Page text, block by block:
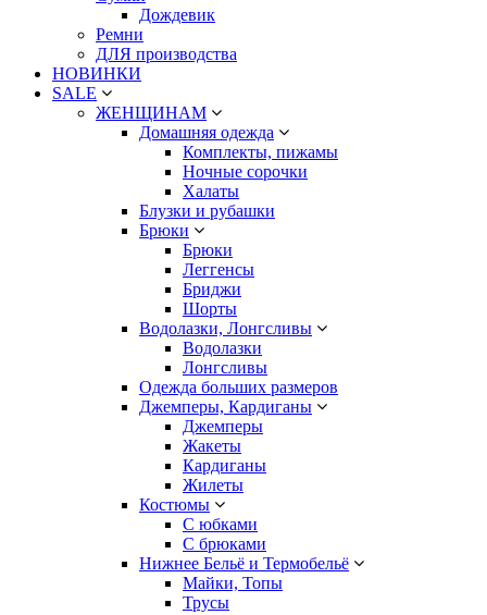
Дождевик
Ремни
ДЛЯ производства
НОВИНКИ
SALE
ЖЕНЩИНАМ
Домашняя одежда
Комплекты, пижамы
Ночные сорочки
Халаты
Блузки и рубашки
Брюки
Брюки
Леггенсы
Бриджи
Шорты
Водолазки, Лонгсливы
Водолазки
Лонгсливы
Одежда больших размеров
Джемперы, Кардиганы
Джемперы
Жакеты
Кардиганы
Жилеты
Костюмы
С юбками
С брюками
Нижнее Бельё и Термобельё
Майки, Топы
Трусы